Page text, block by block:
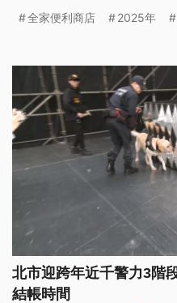
全家便利商店 2025年
北市迎跨年近千警力3階
結帳時間